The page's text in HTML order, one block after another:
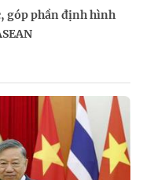
góp phần định hình